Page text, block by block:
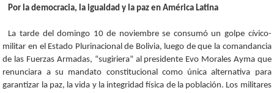
Por la democracia, la igualdad y la paz en América Latina
La tarde del domingo 10 de noviembre se consumó un golpe cívico-
militar en el Estado Plurinacional de Bolivia, luego de que la comandancia
de las Fuerzas Armadas, “sugiriera” al presidente Evo Morales Ayma que
renunciara a su mandato constitucional como única alternativa para
garantizar la paz, la vida y la integridad física de la población. Los militares